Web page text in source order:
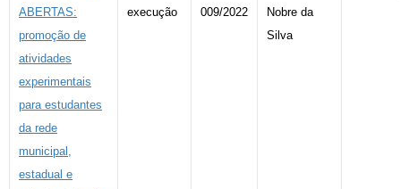
ABERTAS:
promoção de
atividades
experimentais
para estudantes
da rede
municipal,
estadual e
execução
009/2022
Nobre da
Silva